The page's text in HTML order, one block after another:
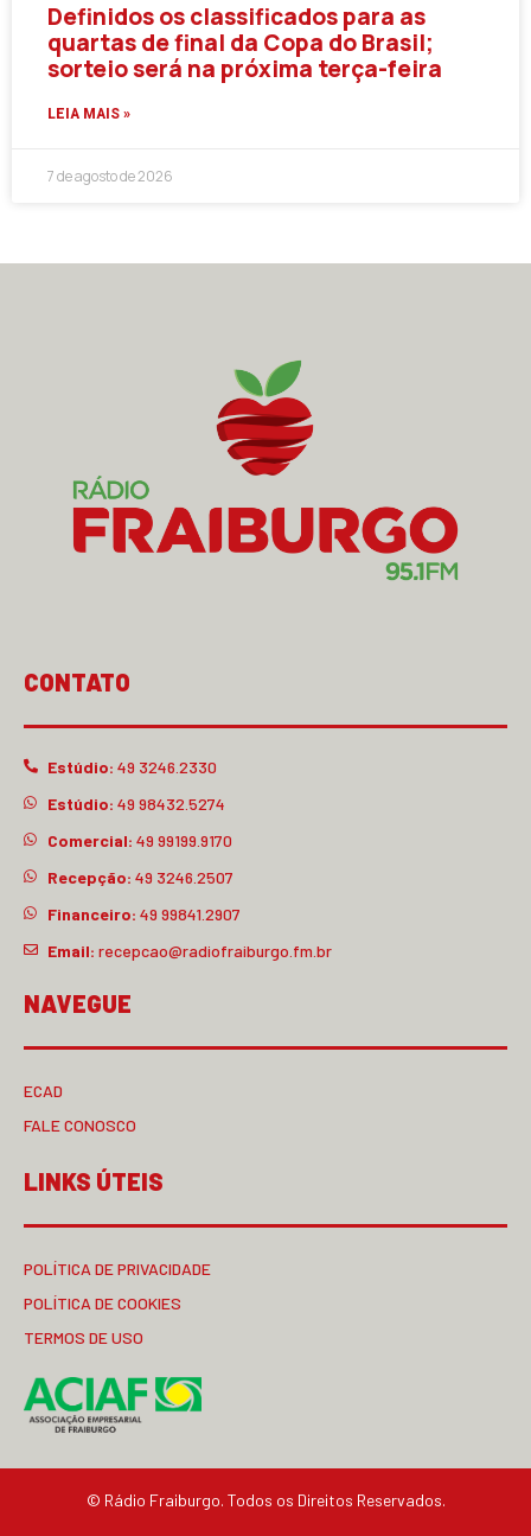
Definidos os classificados para as
quartas de final da Copa do Brasil;
sorteio será na próxima terça-feira
LEIA MAIS »
7 de agosto de 2026
CONTATO
Estúdio: 49 3246.2330
Estúdio: 49 98432.5274
Comercial: 49 99199.9170
Recepção: 49 3246.2507
Financeiro: 49 99841.2907
Email: recepcao@radiofraiburgo.fm.br
NAVEGUE
ECAD
FALE CONOSCO
LINKS ÚTEIS
POLÍTICA DE PRIVACIDADE
POLÍTICA DE COOKIES
TERMOS DE USO
© Rádio Fraiburgo. Todos os Direitos Reservados.